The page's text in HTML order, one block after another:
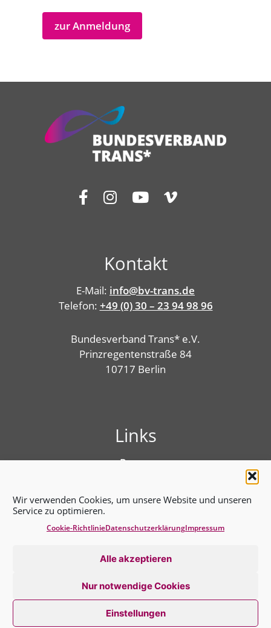
Wir verwenden Cookies, um unsere Website und unseren
Service zu optimieren.
Alle akzeptieren
Nur notwendige Cookies
Einstellungen
Cookie-RichtlinieDatenschutz­erklärungImpressum
zur Anmeldung
Kontakt
E-Mail: info@bv-trans.de
Telefon: +49 (0) 30 – 23 94 98 96
Bundesverband Trans* e.V.
Prinzregentenstraße 84
10717 Berlin
Links
Presse
Benutzungshinweise
Erklärung zur Barrierefreiheit
Datenschutz­erklärung
2026 © BVT*